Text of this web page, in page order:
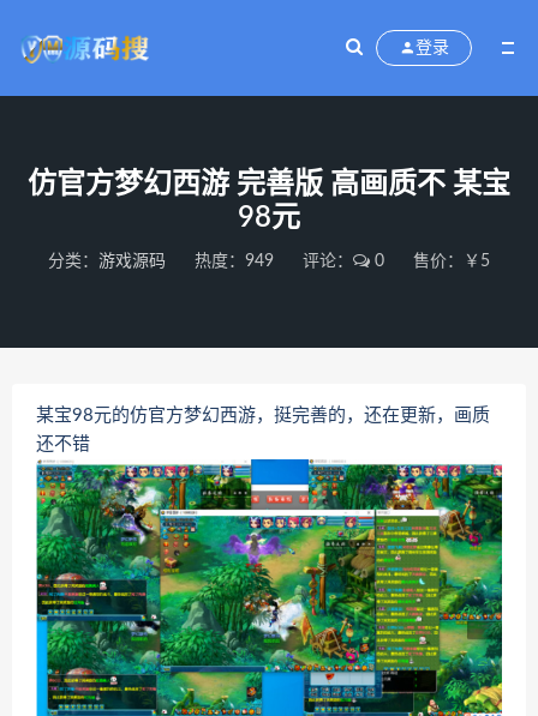
登录
仿官方梦幻西游 完善版 高画质不 某宝
98元
分类： 游戏源码 热度：949 评论： 0 售价：￥5
某宝98元的仿官方梦幻西游，挺完善的，还在更新，画质
还不错